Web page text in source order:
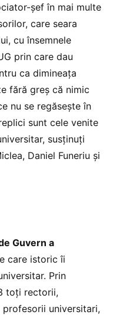
șef în mai multe
care seara
cu însemnele
prin care dau
ca dimineața
fără greș că nimic
nu se regăsește în
sunt cele venite
susținuți
Daniel Funeriu și
Guvern a
care istoric îi
Prin
toți rectorii,
universitari,